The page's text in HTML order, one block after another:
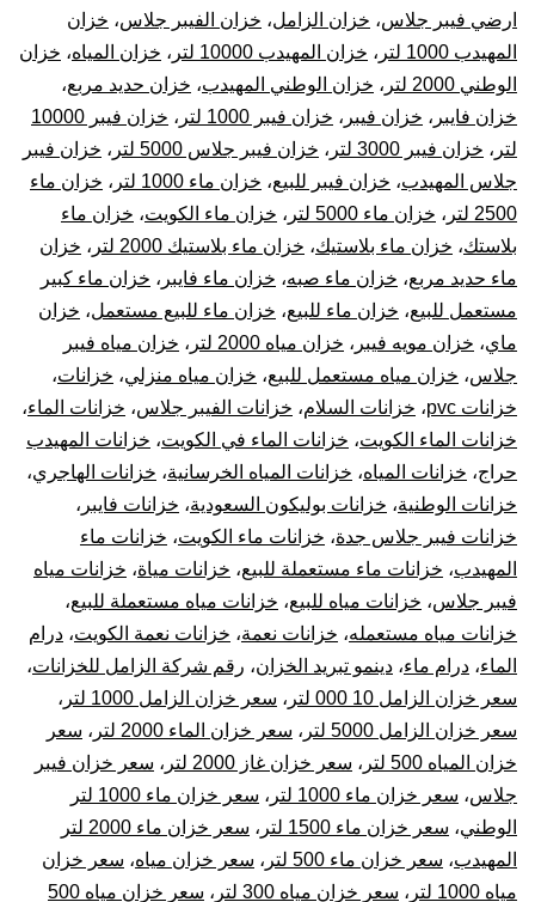
ارضي فيبر جلاس، خزان الزامل، خزان الفيبر جلاس، خزان
المهيدب 1000 لتر
، خزان المهيدب 10000 لتر ، خزان المياه، خزان
الوطني 2000 لتر
، خزان الوطني المهيدب، خزان حديد مربع،
خزان فايبر ، خزان فيبر ، خزان فيبر 1000 لتر ،
خزان فيبر 10000
لتر ، خزان فيبر 3000 لتر ، خزان فيبر جلاس 5000 لتر ، خزان فيبر
جلاس المهيدب، خزان فيبر للبيع، خزان ماء 1000 لتر ، خزان ماء
2500 لتر
، خزان ماء 5000 لتر ، خزان ماء الكويت، خزان ماء
بلاستك، خزان ماء بلاستيك، خزان ماء بلاستيك 2000 لتر ، خزان
ماء حديد مربع، خزان ماء صبه، خزان ماء فايبر ، خزان ماء كبير
مستعمل للبيع، خزان ماء للبيع، خزان ماء للبيع مستعمل، خزان
ماي، خزان مويه فيبر ، خزان مياه 2000 لتر ، خزان مياه فيبر
جلاس، خزان مياه مستعمل للبيع، خزان مياه منزلي، خزانات،
خزانات pvc
، خزانات السلام، خزانات الفيبر جلاس، خزانات الماء،
خزانات الماء الكويت، خزانات الماء في الكويت، خزانات المهيدب
حراج، خزانات المياه، خزانات المياه الخرسانية، خزانات الهاجري،
خزانات الوطنية، خزانات بوليكون السعودية، خزانات فايبر ،
خزانات فيبر جلاس جدة، خزانات ماء الكويت، خزانات ماء
المهيدب، خزانات ماء مستعملة للبيع، خزانات مياة، خزانات مياه
فيبر جلاس، خزانات مياه للبيع، خزانات مياه مستعملة للبيع،
خزانات مياه مستعمله، خزانات نعمة، خزانات نعمة الكويت، درام
الماء، درام ماء، دينمو تبريد الخزان، رقم شركة الزامل للخزانات،
سعر خزان الزامل 10 000 لتر
، سعر خزان الزامل 1000 لتر
،
سعر خزان الزامل 5000 لتر
، سعر خزان الماء 2000 لتر ، سعر
خزان المياه 500 لتر
، سعر خزان غاز 2000 لتر ، سعر خزان فيبر
جلاس، سعر خزان ماء 1000 لتر ،
سعر خزان ماء 1000 لتر
الوطني، سعر خزان ماء 1500 لتر ،
سعر خزان ماء 2000 لتر
المهيدب، سعر خزان ماء 500 لتر ، سعر خزان مياه، سعر خزان
مياه 1000 لتر
، سعر خزان مياه 300 لتر ،
سعر خزان مياه 500